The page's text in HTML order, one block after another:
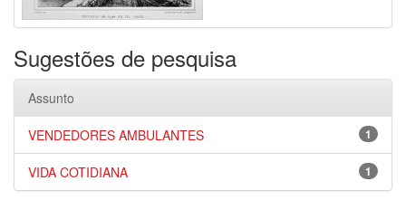
Sugestões de pesquisa
Assunto
1
VENDEDORES AMBULANTES
1
VIDA COTIDIANA